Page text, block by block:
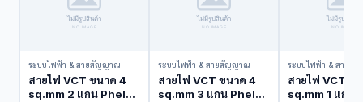
ระบบไฟฟ้า & สายสัญญาณ
สายไฟ VCT ขนาด 4
sq.mm 2 แกน Phelps
ระบบไฟฟ้า & สายสัญญาณ
สายไฟ VCT ขนาด 4
sq.mm 3 แกน Phelps
ระบบไฟฟ้า & สายสั
สายไฟ VCT ข
sq.mm 1 แกน